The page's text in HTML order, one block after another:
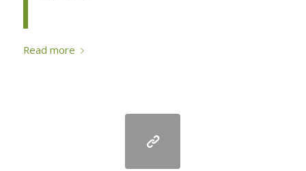
Read more